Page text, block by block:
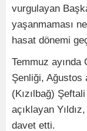
vurgulayan
yaşanmaması
hasat dönemi
Temmuz
Şenliği, Ağustos
(Kızılbağ)
açıklayan
davet etti.